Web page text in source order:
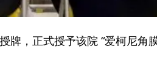
，正式授予该院 “爱柯尼角